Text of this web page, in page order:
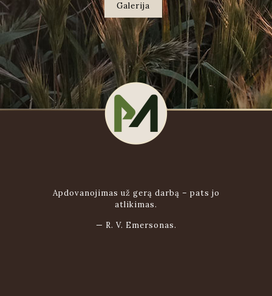
Galerija
Apdovanojimas už gerą darbą – pats jo
atlikimas.
— R. V. Emersonas.